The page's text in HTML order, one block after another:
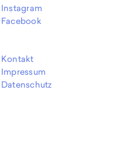
Instagram
Facebook
Kontakt
Impressum
Datenschutz